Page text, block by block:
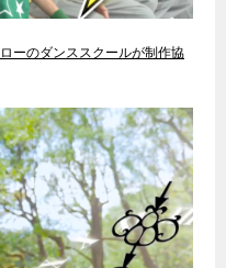
ーのダンススクールが制作協